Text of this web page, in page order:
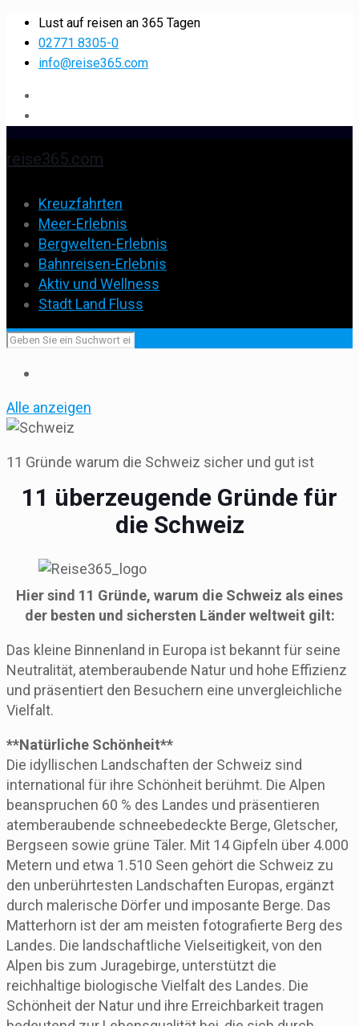
Lust auf reisen an 365 Tagen
02771 8305-0
info@reise365.com
reise365.com
Kreuzfahrten
Meer-Erlebnis
Bergwelten-Erlebnis
Bahnreisen-Erlebnis
Aktiv und Wellness
Stadt Land Fluss
Alle anzeigen
11 Gründe warum die Schweiz sicher und gut ist
11 überzeugende Gründe für
die Schweiz
Hier sind 11 Gründe, warum die Schweiz als eines
der besten und sichersten Länder weltweit gilt:
Das kleine Binnenland in Europa ist bekannt für seine
Neutralität, atemberaubende Natur und hohe Effizienz
und präsentiert den Besuchern eine unvergleichliche
Vielfalt.
**Natürliche Schönheit**
Die idyllischen Landschaften der Schweiz sind
international für ihre Schönheit berühmt. Die Alpen
beanspruchen 60 % des Landes und präsentieren
atemberaubende schneebedeckte Berge, Gletscher,
Bergseen sowie grüne Täler. Mit 14 Gipfeln über 4.000
Metern und etwa 1.510 Seen gehört die Schweiz zu
den unberührtesten Landschaften Europas, ergänzt
durch malerische Dörfer und imposante Berge. Das
Matterhorn ist der am meisten fotografierte Berg des
Landes. Die landschaftliche Vielseitigkeit, von den
Alpen bis zum Juragebirge, unterstützt die
reichhaltige biologische Vielfalt des Landes. Die
Schönheit der Natur und ihre Erreichbarkeit tragen